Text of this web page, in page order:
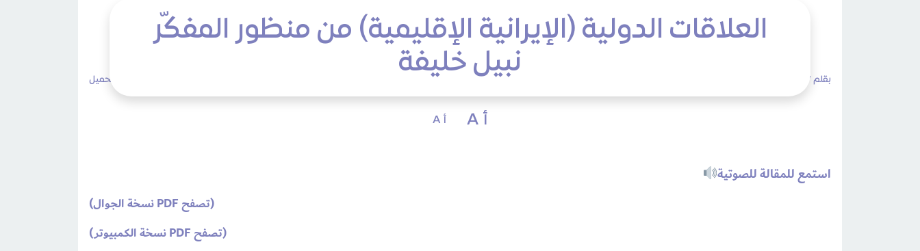
العلاقات الدولية (الإيرانية الإقليمية) من منظور المفكّر
نبيل خليفة
بقلم / تحميل
أ A أ A
استمع للمقالة للصوتية
(تصفح PDF نسخة الجوال)
(تصفح PDF نسخة الكمبيوتر)